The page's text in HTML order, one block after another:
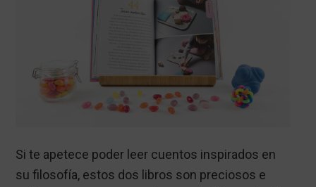
Si te apetece poder leer cuentos inspirados en
su filosofía, estos dos libros son preciosos e